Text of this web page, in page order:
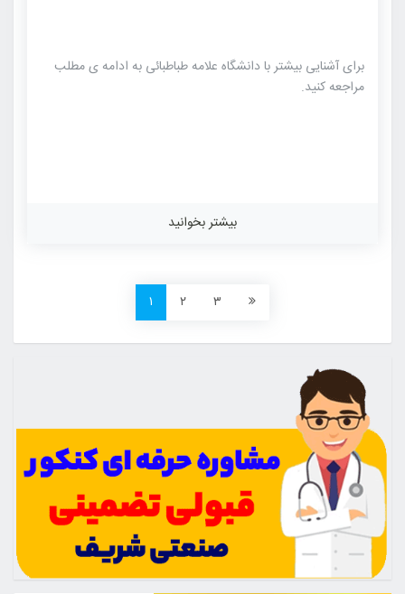
برای آشنایی بیشتر با دانشگاه علامه طباطبائی به ادامه ی مطلب
مراجعه کنید.
بیشتر بخوانید
۱ ۲ ۳